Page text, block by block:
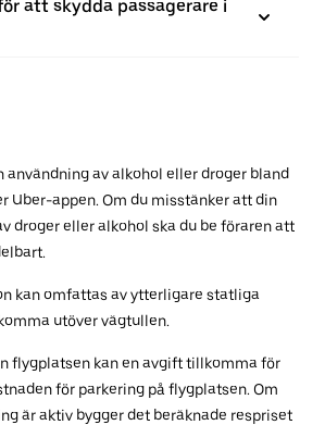
att skydda passagerare i
användning av alkohol eller droger bland
Uber-appen. Om du misstänker att din
droger eller alkohol ska du be föraren att
kan omfattas av ytterligare statliga
utöver vägtullen.
flygplatsen kan en avgift tillkomma för
för parkering på flygplatsen. Om
är aktiv bygger det beräknade respriset